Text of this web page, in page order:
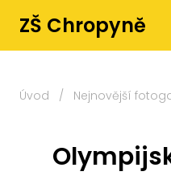
ZŠ Chropyně
Úvod / Nejnovější